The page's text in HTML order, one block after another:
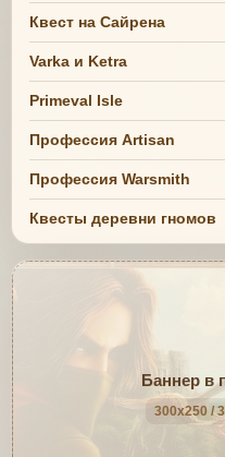
Квест на Сайрена
Varka и Ketra
Primeval Isle
Профессия Artisan
Профессия Warsmith
Квесты деревни гномов
Баннер в
300x250 /